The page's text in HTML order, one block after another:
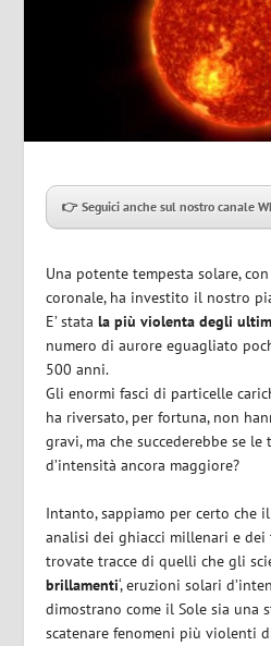
👉 Seguici anche sul nostro canale
Una potente tempesta solare,
coronale, ha investito il nostro
E’ statala più violenta degli
numero di aurore eguagliato
500 anni.
Gli enormi fasci di particelle
ha riversato, per fortuna, non
gravi, ma che succederebbe se le
d’intensità ancora maggiore?
Intanto, sappiamo per certo che
analisi dei ghiacci millenari e
trovate tracce di quelli che gli
brillamenti‘, eruzioni solari
dimostrano come il Sole sia una
scatenare fenomeni più violenti